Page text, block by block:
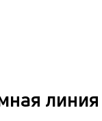
линия